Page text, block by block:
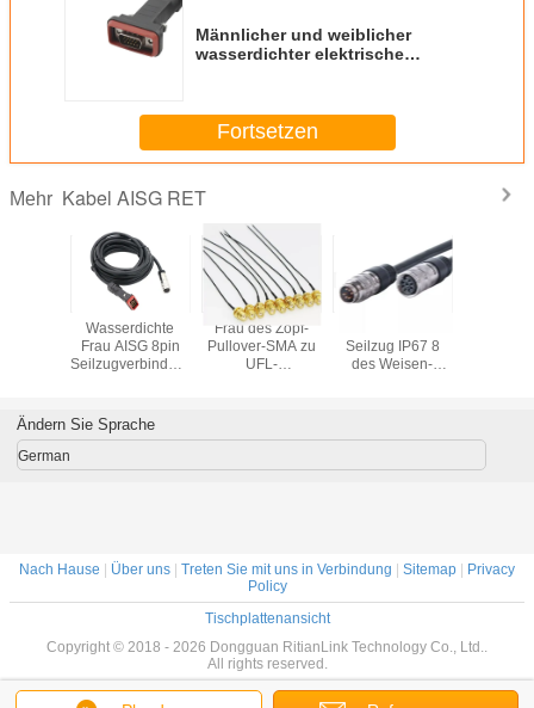
Männlicher und weiblicher
wasserdichter elektrische
Fortsetzen
Mehr Kabel AISG RET
Pin
Wasserdichte
Frau AISG 8pin
Seilzugverbindungsstück
wasserdichten
RET
Frau des Zopf-
Pullover-SMA zu
UFL-
Seilzug IP67 8
des Weisen-
Ändern Sie Sprache
German
Nach Hause | Über uns | Treten Sie mit uns in Verbindung | Sitemap | Privacy
Policy
Tischplattenansicht
Copyright © 2018 - 2026 Dongguan RitianLink Technology Co., Ltd..
All rights reserved.